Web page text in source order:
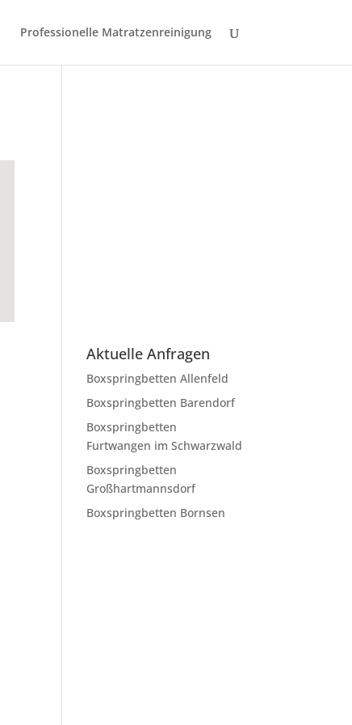
Professionelle Matratzenreinigung
Aktuelle Anfragen
Boxspringbetten Allenfeld
Boxspringbetten Barendorf
Boxspringbetten
Furtwangen im Schwarzwald
Boxspringbetten
Großhartmannsdorf
Boxspringbetten Bornsen